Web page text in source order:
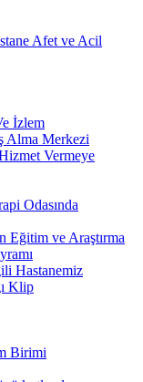
Afet ve Acil
İzlem
Alma Merkezi
Vermeye
Odasında
Eğitim ve Araştırma
Hastanemiz
Klip
Birimi